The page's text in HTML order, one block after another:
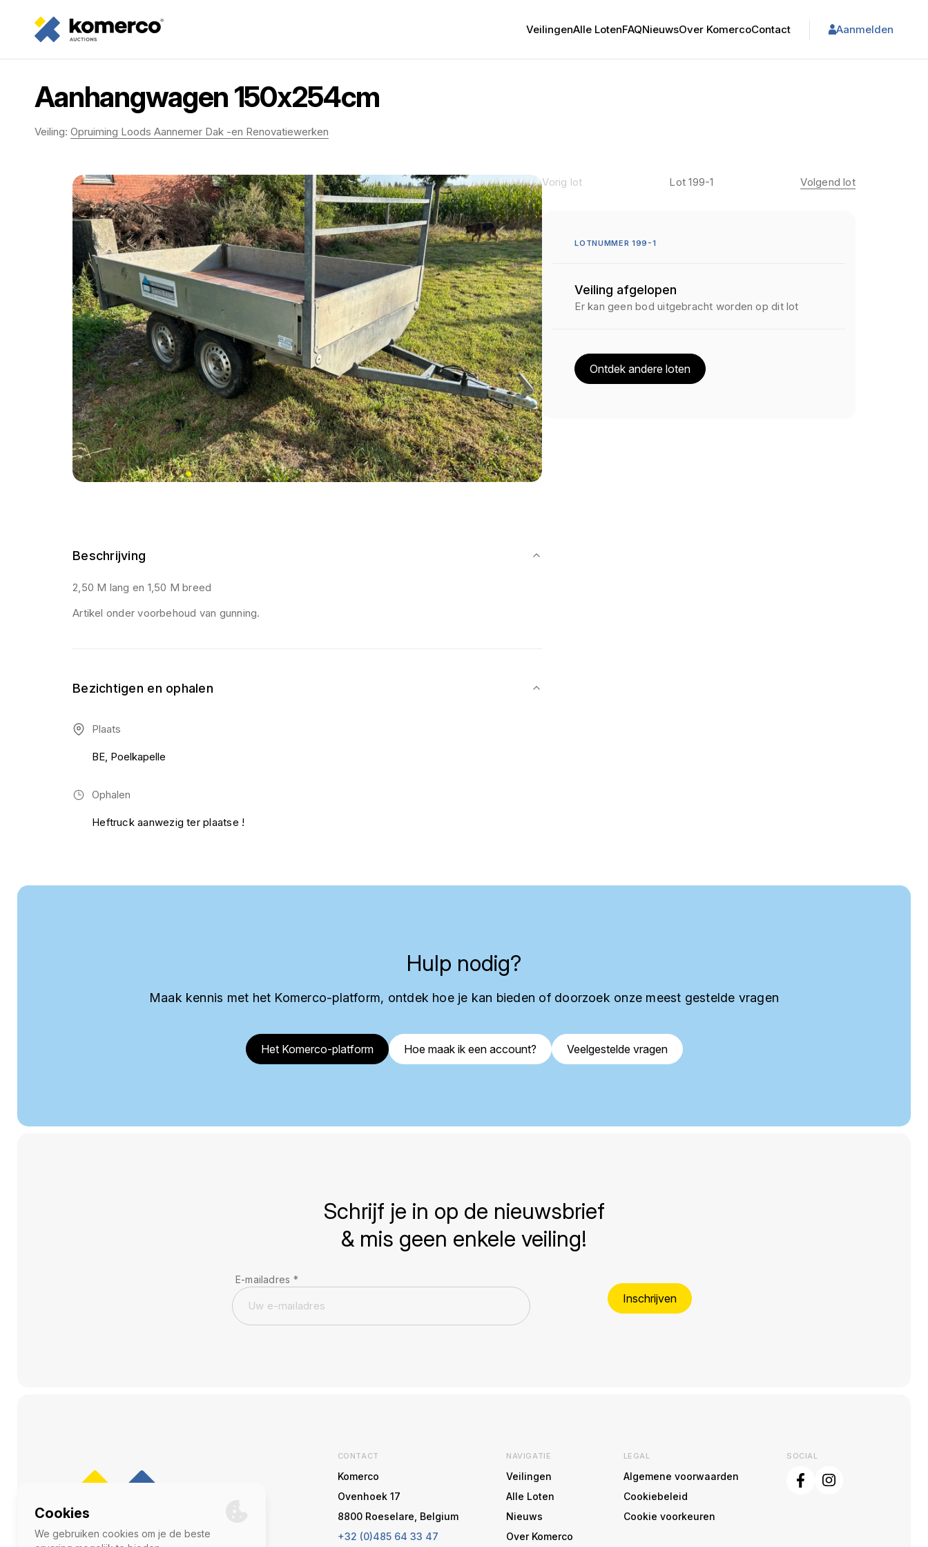
VeilingenAlle LotenFAQNieuwsOver KomercoContact Aanmelden
Aanhangwagen 150x254cm
Veiling: Opruiming Loods Aannemer Dak -en Renovatiewerken
Beschrijving
2,50 M lang en 1,50 M breed
Artikel onder voorbehoud van gunning.
Bezichtigen en ophalen
Plaats
BE, Poelkapelle
Ophalen
Heftruck aanwezig ter plaatse !
Vorig lot Lot 199-1 Volgend lot
LOTNUMMER 199-1
Veiling afgelopen
Er kan geen bod uitgebracht worden op dit lot
Ontdek andere loten
Hulp nodig?
Maak kennis met het Komerco-platform, ontdek hoe je kan bieden of doorzoek onze meest gestelde vragen
Het Komerco-platform Hoe maak ik een account? Veelgestelde vragen
Schrijf je in op de nieuwsbrief
& mis geen enkele veiling!
E-mailadres *
Inschrijven
CONTACT
Komerco
Ovenhoek 17
8800 Roeselare, Belgium
+32 (0)485 64 33 47
NAVIGATIE
Veilingen
Alle Loten
Nieuws
Over Komerco
LEGAL
Algemene voorwaarden
Cookiebeleid
Cookie voorkeuren
SOCIAL